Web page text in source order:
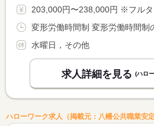
203,000円〜238,000円 ※フルタイム求人の場合は月額（換算額）、パ
水曜日，その他
求人詳細を見る (ハロ
ハローワーク求人（掲載元：八幡公共職業安定